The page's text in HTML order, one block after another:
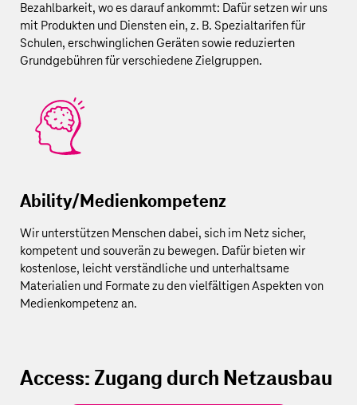
Bezahlbarkeit, wo es darauf ankommt: Dafür setzen wir uns
mit Produkten und Diensten ein, z. B. Spezialtarifen für
Schulen, erschwinglichen Geräten sowie reduzierten
Grundgebühren für verschiedene Zielgruppen.
Ability/Medienkompetenz
Wir unterstützen Menschen dabei, sich im Netz sicher,
kompetent und souverän zu bewegen. Dafür bieten wir
kostenlose, leicht verständliche und unterhaltsame
Materialien und Formate zu den vielfältigen Aspekten von
Medienkompetenz an.
Access: Zugang durch Netzausbau